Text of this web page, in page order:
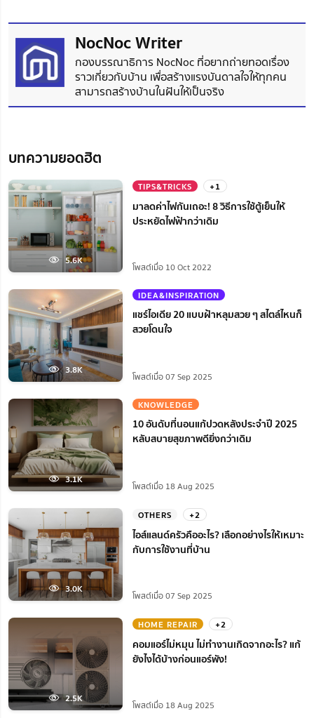
NocNoc Writer
กองบรรณาธิการ NocNoc ที่อยากถ่ายทอดเรื่อง
ราวเกี่ยวกับบ้าน เพื่อสร้างแรงบันดาลใจให้ทุกคน
สามารถสร้างบ้านในฝันให้เป็นจริง
บทความยอดฮิต
5.6K
TIPS&TRICKS +1
มาลดค่าไฟกันเถอะ! 8 วิธีการใช้ตู้เย็นให้
ประหยัดไฟฟ้ากว่าเดิม
โพสต์เมื่อ 10 Oct 2022
3.8K
IDEA&INSPIRATION
แชร์ไอเดีย 20 แบบฝ้าหลุมสวย ๆ สไตล์ไหนก็
สวยโดนใจ
โพสต์เมื่อ 07 Sep 2025
3.1K
KNOWLEDGE
10 อันดับที่นอนแก้ปวดหลังประจำปี 2025
หลับสบายสุขภาพดียิ่งกว่าเดิม
โพสต์เมื่อ 18 Aug 2025
3.0K
OTHERS +2
ไอส์แลนด์ครัวคืออะไร? เลือกอย่างไรให้เหมาะ
กับการใช้งานที่บ้าน
โพสต์เมื่อ 07 Sep 2025
2.5K
HOME REPAIR +2
คอมแอร์ไม่หมุน ไม่ทํางานเกิดจากอะไร? แก้
ยังไงได้บ้างก่อนแอร์พัง!
โพสต์เมื่อ 18 Aug 2025